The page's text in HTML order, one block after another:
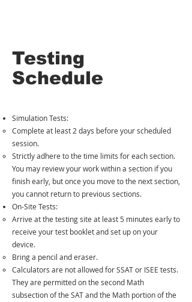
Testing
Schedule
Simulation Tests:
Complete at least 2 days before your scheduled
session.​
Strictly adhere to the time limits for each section.
You may review your work within a section if you
finish early, but once you move to the next section,
you cannot return to previous sections.
On-Site Tests:
Arrive at the testing site at least 5 minutes early to
receive your test booklet and set up on your
device.​
Bring a pencil and eraser.
Calculators are not allowed for SSAT or ISEE tests.
They are permitted on the second Math
subsection of the SAT and the Math portion of the